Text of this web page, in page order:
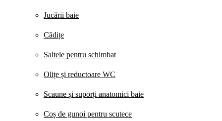
Jucării baie
Cădițe
Saltele pentru schimbat
Olițe și reductoare WC
Scaune și suporți anatomici baie
Coș de gunoi pentru scutece